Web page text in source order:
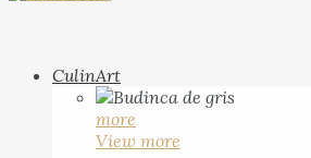
CulinArt
more
View more